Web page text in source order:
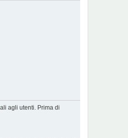
agli utenti. Prima di